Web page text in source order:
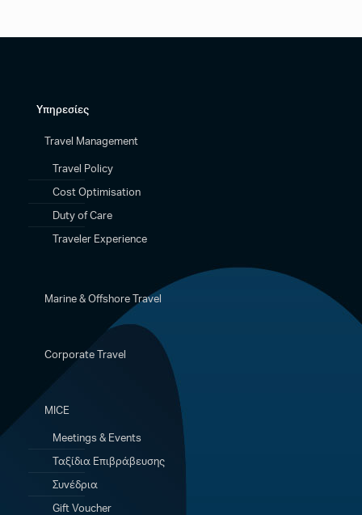
Υπηρεσίες
Travel Management
Travel Policy
Cost Optimisation
Duty of Care
Traveler Experience
Marine & Offshore Travel
Corporate Travel
MICE
Meetings & Events
Ταξίδια Eπιβράβευσης
Συνέδρια
Gift Voucher